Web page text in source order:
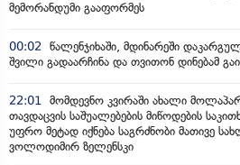
მემორანდუმი გააფორმეს
00:02 წალენჯიხაში, მდინარეში
შვილი გადაარჩინა და თვითონ დინებამ
22:01 მომდევნო კვირაში ახალი
თავდაცვის საშუალებების მიწოდების
უფრო მეტად იქნება საგრძნობი მათივე
ვოლოდიმირ ზელენსკი